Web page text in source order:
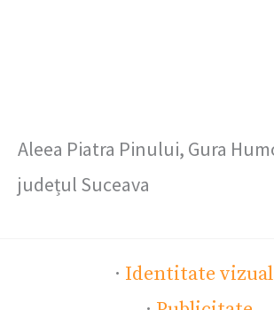
Aleea Piatra Pinului, Gura
județul Suceava
· Identitate